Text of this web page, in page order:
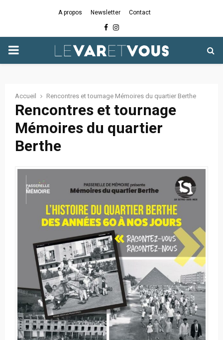
A propos Newsletter Contact
Facebook
Instagram
PRIMARY
Accueil Rencontres et tournage Mémoires du quartier Berthe
Rencontres et tournage
Mémoires du quartier
Berthe